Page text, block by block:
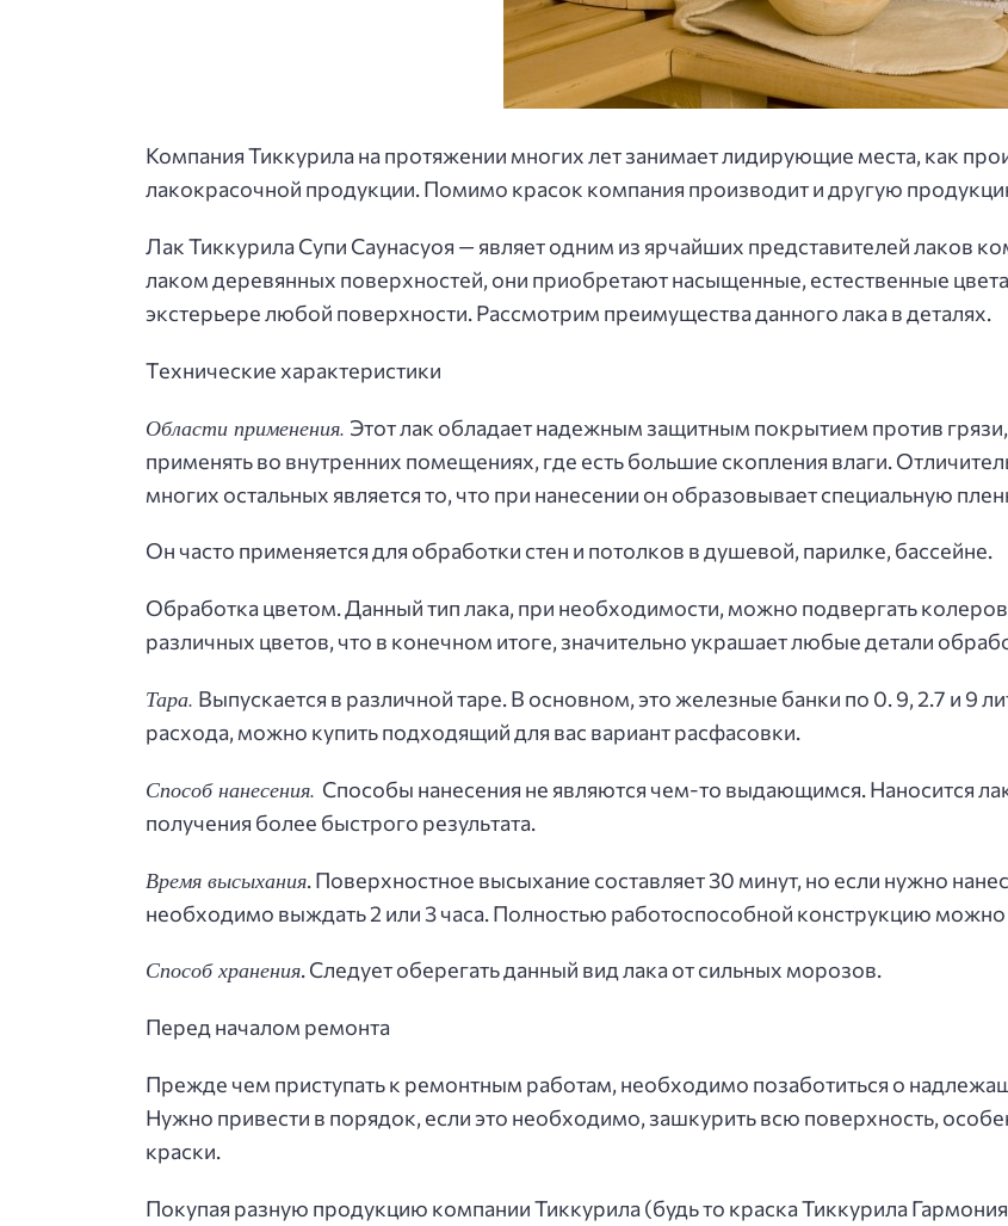
Компания Тиккурила на протяжении многих лет занимает лидирующие места, как
лакокрасочной продукции. Помимо красок компания производит и другую
Лак Тиккурила Супи Саунасуоя — являет одним из ярчайших представителей лаков
лаком деревянных поверхностей, они приобретают насыщенные, естественные
экстерьере любой поверхности. Рассмотрим преимущества данного лака в деталях.
Технические характеристики
Области применения. Этот лак обладает надежным защитным покрытием против
применять во внутренних помещениях, где есть большие скопления влаги.
многих остальных является то, что при нанесении он образовывает специальную
Он часто применяется для обработки стен и потолков в душевой, парилке, бассейне.
Обработка цветом. Данный тип лака, при необходимости, можно подвергать
различных цветов, что в конечном итоге, значительно украшает любые детали
Тара. Выпускается в различной таре. В основном, это железные банки по 0. 9, 2.7 и 9
расхода, можно купить подходящий для вас вариант расфасовки.
Способ нанесения. Способы нанесения не являются чем-то выдающимся. Наносится
получения более быстрого результата.
Время высыхания. Поверхностное высыхание составляет 30 минут, но если нужно
необходимо выждать 2 или 3 часа. Полностью работоспособной конструкцию можно
Способ хранения. Следует оберегать данный вид лака от сильных морозов.
Перед началом ремонта
Прежде чем приступать к ремонтным работам, необходимо позаботиться о
Нужно привести в порядок, если это необходимо, зашкурить всю поверхность,
краски.
Покупая разную продукцию компании Тиккурила (будь то краска Тиккурила